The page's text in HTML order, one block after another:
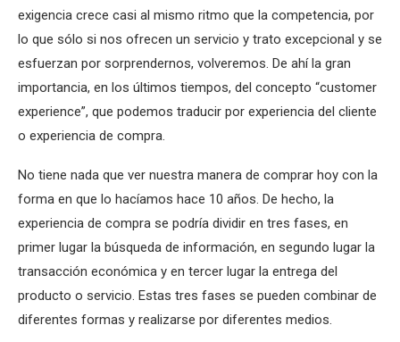
exigencia crece casi al mismo ritmo que la competencia, por
lo que sólo si nos ofrecen un servicio y trato excepcional y se
esfuerzan por sorprendernos, volveremos. De ahí la gran
importancia, en los últimos tiempos, del concepto “customer
experience”, que podemos traducir por experiencia del cliente
o experiencia de compra.
No tiene nada que ver nuestra manera de comprar hoy con la
forma en que lo hacíamos hace 10 años. De hecho, la
experiencia de compra se podría dividir en tres fases, en
primer lugar la búsqueda de información, en segundo lugar la
transacción económica y en tercer lugar la entrega del
producto o servicio. Estas tres fases se pueden combinar de
diferentes formas y realizarse por diferentes medios.